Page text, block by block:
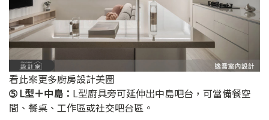
看此案更多廚房設計美圖
➄ L型＋中島： L型廚具旁可延伸出中島吧台，可當備餐空
間、餐桌、工作區或社交吧台區。